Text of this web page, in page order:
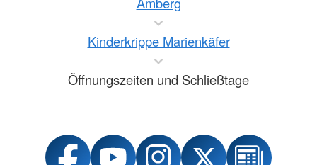
Kinderkrippe Marienkäfer
Öffnungszeiten und Schließtage